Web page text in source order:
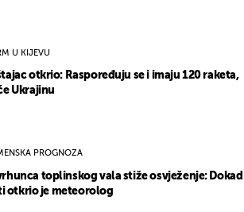
U KIJEVU
otkrio: Raspoređuju se i imaju 120 raketa,
Ukrajinu
PROGNOZA
toplinskog vala stiže osvježenje: Dokad
otkrio je meteorolog